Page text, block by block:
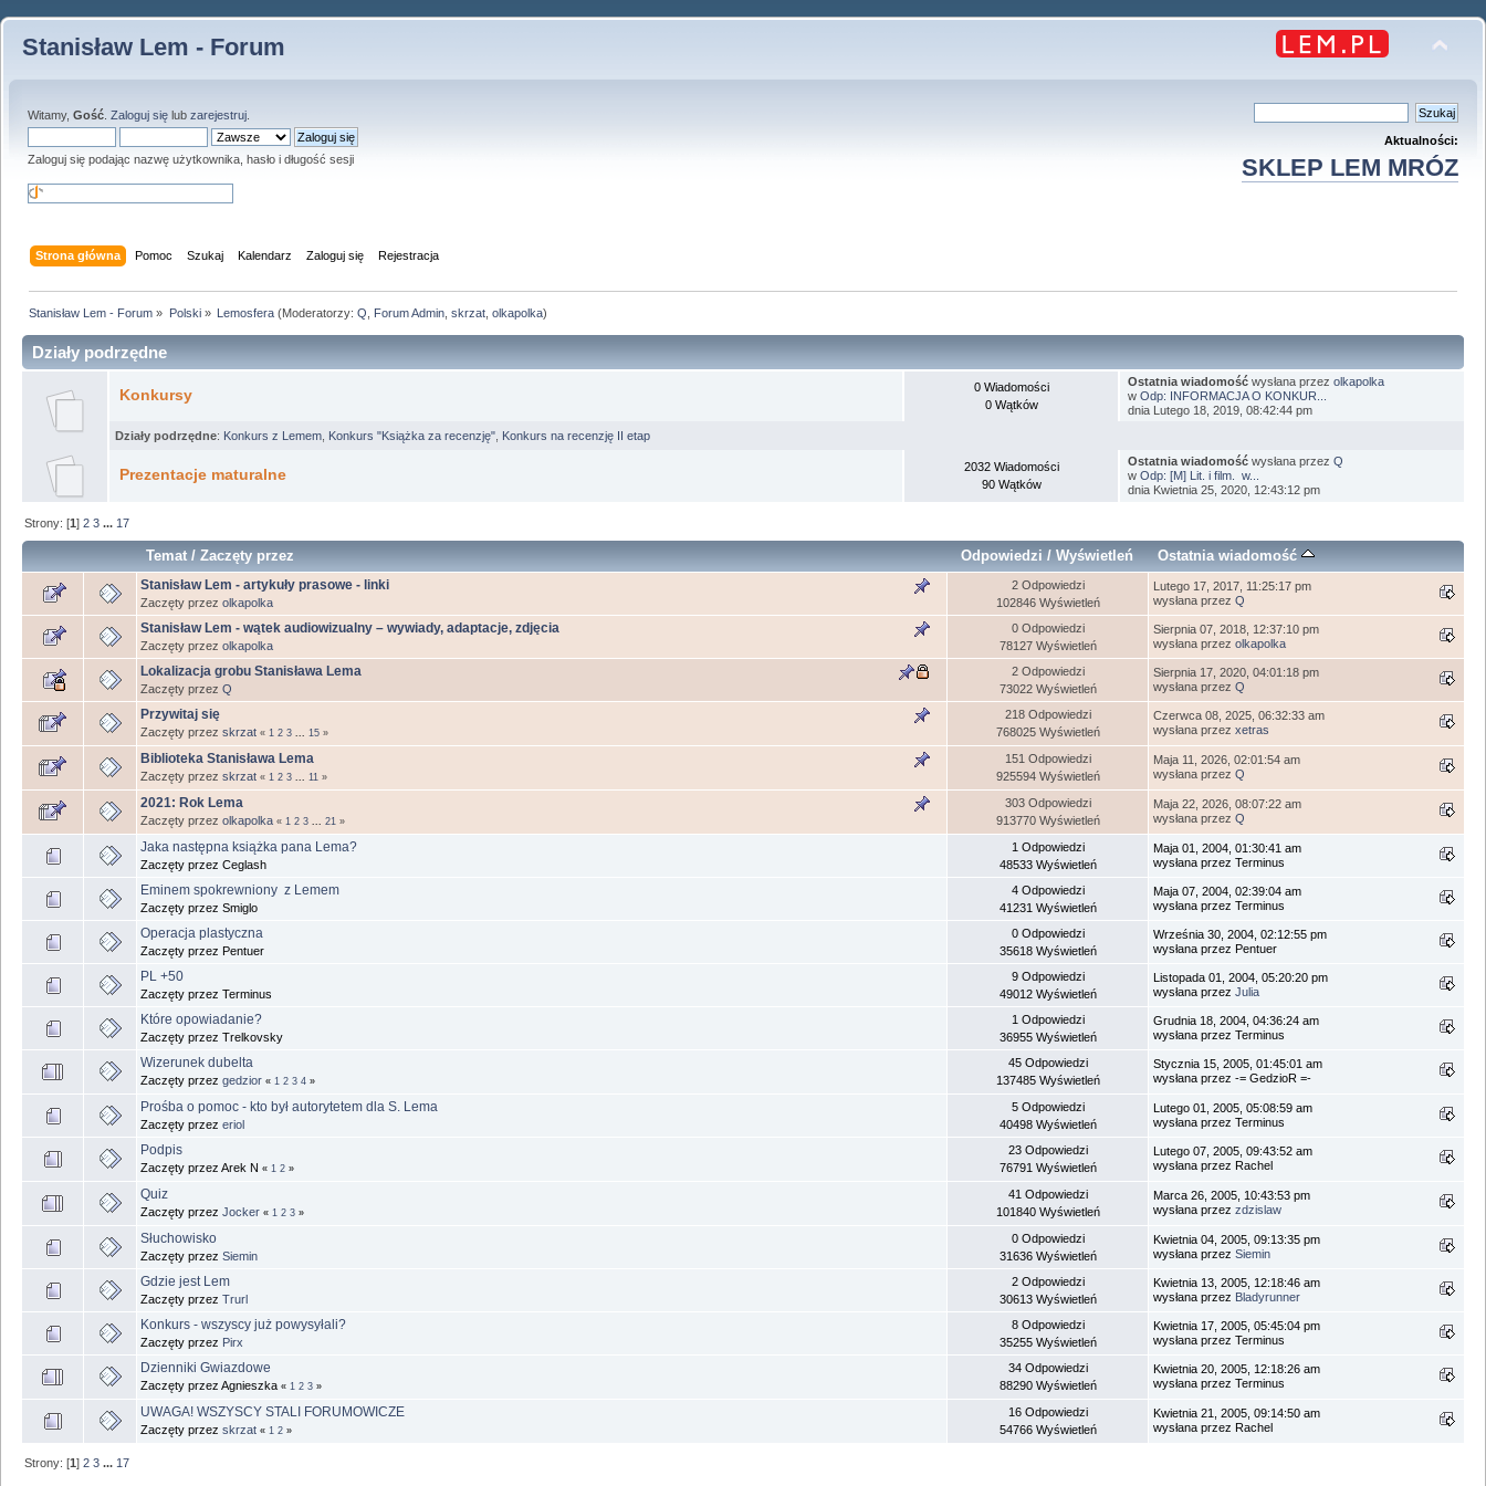
Stanisław Lem - Forum
Witamy, Gość Zaloguj się lub zarejestruj
Zaloguj się podając nazwę użytkownika, hasło i długość sesji
Aktualności:
SKLEP LEM MRÓZ
Strona główna Pomoc Szukaj Kalendarz Zaloguj się Rejestracja
Stanisław Lem - Forum » Polski» Lemosfera(Moderatorzy: Q Forum Admin, skrzat, olkapolka)
Działy podrzędne
Konkursy
0 Wiadomości
0 Wątków
Ostatnia wiadomość wysłana przezolkapolka
wOdp: INFORMACJA O KONKUR...
dnia Lutego 18, 2019, 08:42:44 pm
Działy podrzędne: Konkurs z Lemem Konkurs "Książka za recenzję" Konkurs na recenzję II etap
Prezentacje maturalne
2032 Wiadomości
90 Wątków
Ostatnia wiadomość wysłana przezQ
wOdp: [M] Lit. i film. w...
dnia Kwietnia 25, 2020, 12:43:12 pm
Strony: [1]2 3 ... 17
Temat/Zaczęty przez Odpowiedzi / Wyświetleń Ostatnia wiadomość
Stanisław Lem - artykuły prasowe - linki
Zaczęty przez olkapolka
2 Odpowiedzi
102846 Wyświetleń
Lutego 17, 2017, 11:25:17 pm
wysłana przez Q
Stanisław Lem - wątek audiowizualny – wywiady, adaptacje, zdjęcia
Zaczęty przez olkapolka
0 Odpowiedzi
78127 Wyświetleń
Sierpnia 07, 2018, 12:37:10 pm
wysłana przez olkapolka
Lokalizacja grobu Stanisława Lema
Zaczęty przez Q
2 Odpowiedzi
73022 Wyświetleń
Sierpnia 17, 2020, 04:01:18 pm
wysłana przez Q
Przywitaj się
Zaczęty przez skrzat « 1 2 3 ... 15 »
218 Odpowiedzi
768025 Wyświetleń
Czerwca 08, 2025, 06:32:33 am
wysłana przez xetras
Biblioteka Stanisława Lema
Zaczęty przez skrzat « 1 2 3 ... 11 »
151 Odpowiedzi
925594 Wyświetleń
Maja 11, 2026, 02:01:54 am
wysłana przez Q
2021: Rok Lema
Zaczęty przez olkapolka « 1 2 3 ... 21 »
303 Odpowiedzi
913770 Wyświetleń
Maja 22, 2026, 08:07:22 am
wysłana przez Q
Jaka następna książka pana Lema?
Zaczęty przez Ceglash
1 Odpowiedzi
48533 Wyświetleń
Maja 01, 2004, 01:30:41 am
wysłana przez Terminus
Eminem spokrewniony z Lemem
Zaczęty przez Smiglo
4 Odpowiedzi
41231 Wyświetleń
Maja 07, 2004, 02:39:04 am
wysłana przez Terminus
Operacja plastyczna
Zaczęty przez Pentuer
0 Odpowiedzi
35618 Wyświetleń
Września 30, 2004, 02:12:55 pm
wysłana przez Pentuer
PL +50
Zaczęty przez Terminus
9 Odpowiedzi
49012 Wyświetleń
Listopada 01, 2004, 05:20:20 pm
wysłana przez Julia
Które opowiadanie?
Zaczęty przez Trelkovsky
1 Odpowiedzi
36955 Wyświetleń
Grudnia 18, 2004, 04:36:24 am
wysłana przez Terminus
Wizerunek dubelta
Zaczęty przez gedzior « 1 2 3 4 »
45 Odpowiedzi
137485 Wyświetleń
Stycznia 15, 2005, 01:45:01 am
wysłana przez -= GedzioR =-
Prośba o pomoc - kto był autorytetem dla S. Lema
Zaczęty przez eriol
5 Odpowiedzi
40498 Wyświetleń
Lutego 01, 2005, 05:08:59 am
wysłana przez Terminus
Podpis
Zaczęty przez Arek N « 1 2 »
23 Odpowiedzi
76791 Wyświetleń
Lutego 07, 2005, 09:43:52 am
wysłana przez Rachel
Quiz
Zaczęty przez Jocker « 1 2 3 »
41 Odpowiedzi
101840 Wyświetleń
Marca 26, 2005, 10:43:53 pm
wysłana przez zdzislaw
Słuchowisko
Zaczęty przez Siemin
0 Odpowiedzi
31636 Wyświetleń
Kwietnia 04, 2005, 09:13:35 pm
wysłana przez Siemin
Gdzie jest Lem
Zaczęty przez Trurl
2 Odpowiedzi
30613 Wyświetleń
Kwietnia 13, 2005, 12:18:46 am
wysłana przez Bladyrunner
Konkurs - wszyscy już powysyłali?
Zaczęty przez Pirx
8 Odpowiedzi
35255 Wyświetleń
Kwietnia 17, 2005, 05:45:04 pm
wysłana przez Terminus
Dzienniki Gwiazdowe
Zaczęty przez Agnieszka « 1 2 3 »
34 Odpowiedzi
88290 Wyświetleń
Kwietnia 20, 2005, 12:18:26 am
wysłana przez Terminus
UWAGA! WSZYSCY STALI FORUMOWICZE
Zaczęty przez skrzat « 1 2 »
16 Odpowiedzi
54766 Wyświetleń
Kwietnia 21, 2005, 09:14:50 am
wysłana przez Rachel
Strony: [1]2 3 ... 17